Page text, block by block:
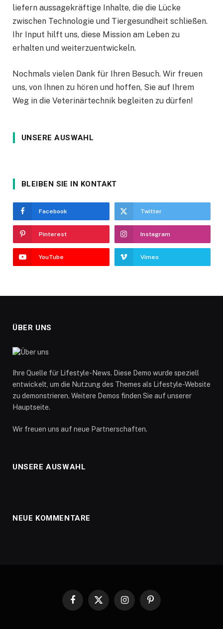
liefern aussagekräftige Inhalte, die die Lücke
zwischen Technologie und Tiergesundheit schließen.
Ihr Input hilft uns, diese Mission am Leben zu
erhalten und weiterzuentwickeln.
Nochmals vielen Dank für Ihren Besuch. Wir freuen
uns, von Ihnen zu hören und hoffen, Sie auf Ihrem
Weg in die Veterinärtechnik begleiten zu dürfen!
UNSERE AUSWAHL
BLEIBEN SIE IN KONTAKT
Facebook Twitter
Pinterest Instagram
YouTube Vimeo
ÜBER UNS
Ihre Quelle für Lifestyle-News. Diese Demo wurde speziell
entwickelt, um die Nutzung des Themes als Lifestyle-Website
zu demonstrieren. Weitere Demos finden Sie auf unserer
Hauptseite.
Wir freuen uns auf neue Partnerschaften.
UNSERE AUSWAHL
NEUE KOMMENTARE
Facebook
X
InstagramPinterest